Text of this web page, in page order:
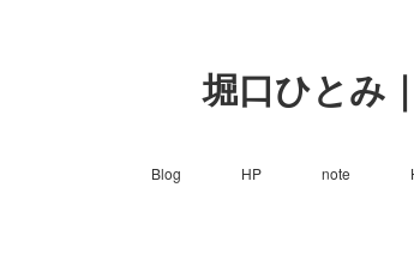
堀口ひとみ
Blog HP note